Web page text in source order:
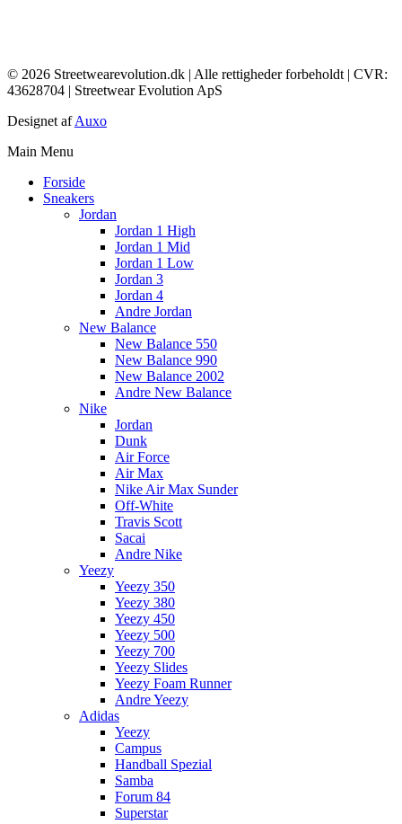
© 2026 Streetwearevolution.dk | Alle rettigheder forbeholdt | CVR:
43628704 | Streetwear Evolution ApS
Designet afAuxo
Main Menu
Forside
Sneakers
Jordan
Jordan 1 High
Jordan 1 Mid
Jordan 1 Low
Jordan 3
Jordan 4
Andre Jordan
New Balance
New Balance 550
New Balance 990
New Balance 2002
Andre New Balance
Nike
Jordan
Dunk
Air Force
Air Max
Nike Air Max Sunder
Off-White
Travis Scott
Sacai
Andre Nike
Yeezy
Yeezy 350
Yeezy 380
Yeezy 450
Yeezy 500
Yeezy 700
Yeezy Slides
Yeezy Foam Runner
Andre Yeezy
Adidas
Yeezy
Campus
Handball Spezial
Samba
Forum 84
Superstar